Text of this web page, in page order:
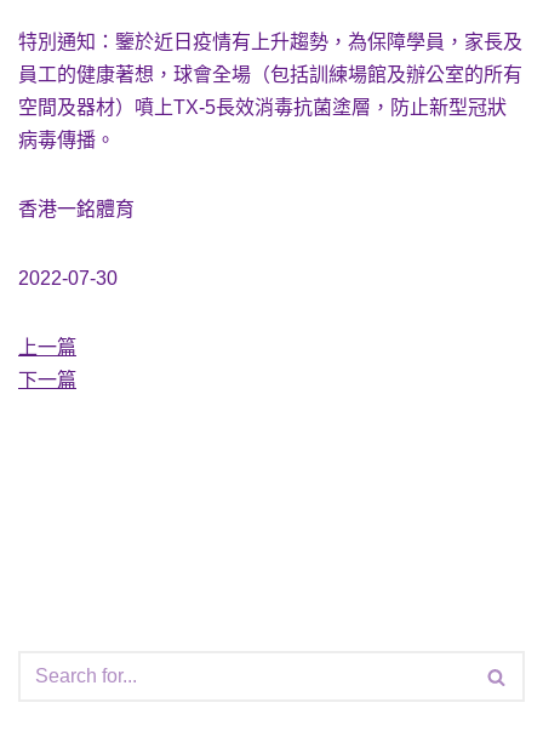
特別通知：鑒於近日疫情有上升趨勢，為保障學員，家長及
員工的健康著想，球會全場（包括訓練場館及辦公室的所有
空間及器材）噴上TX-5長效消毒抗菌塗層，防止新型冠狀
病毒傳播。
香港一銘體育
2022-07-30
上一篇
下一篇